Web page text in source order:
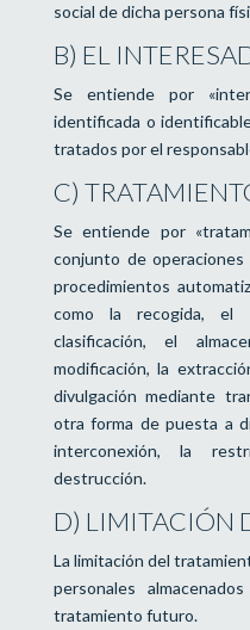
social de dicha persona
B) EL
Se entiende por
identificada o
tratados por el
C)
Se entiende por
conjunto de
procedimientos
como la recogida, el
clasificación, el
modificación, la
divulgación mediante
otra forma de puesta a
interconexión, la
destrucción.
D) LIMITACIÓN
La limitación del
personales
tratamiento futuro.